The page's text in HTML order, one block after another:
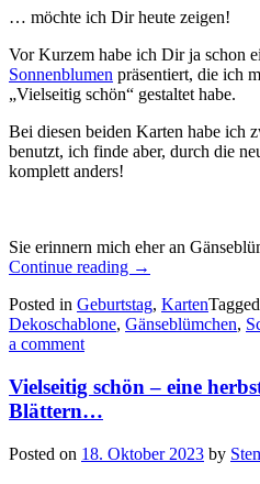
… möchte ich Dir heute zeigen!
Vor Kurzem habe ich Dir ja schon
Sonnenblumen präsentiert, die ich
„Vielseitig schön“ gestaltet habe.
Bei diesen beiden Karten habe ich
benutzt, ich finde aber, durch die
komplett anders!
Sie erinnern mich eher an
Continue reading „Vielseitig
–
eine
der
→
Posted in Geburtstag, KartenTagged
Dekoschablone, Gänseblümchen,
a comment
Vielseitig schön – eine
Blättern…
Posted on 18. Oktober 2023 by